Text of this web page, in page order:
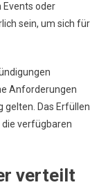
Events oder
sein, um sich für
Anforderungen
gelten. Das Erfüllen
die verfügbaren
verteilt